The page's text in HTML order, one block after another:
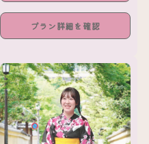
プラン詳細を確認